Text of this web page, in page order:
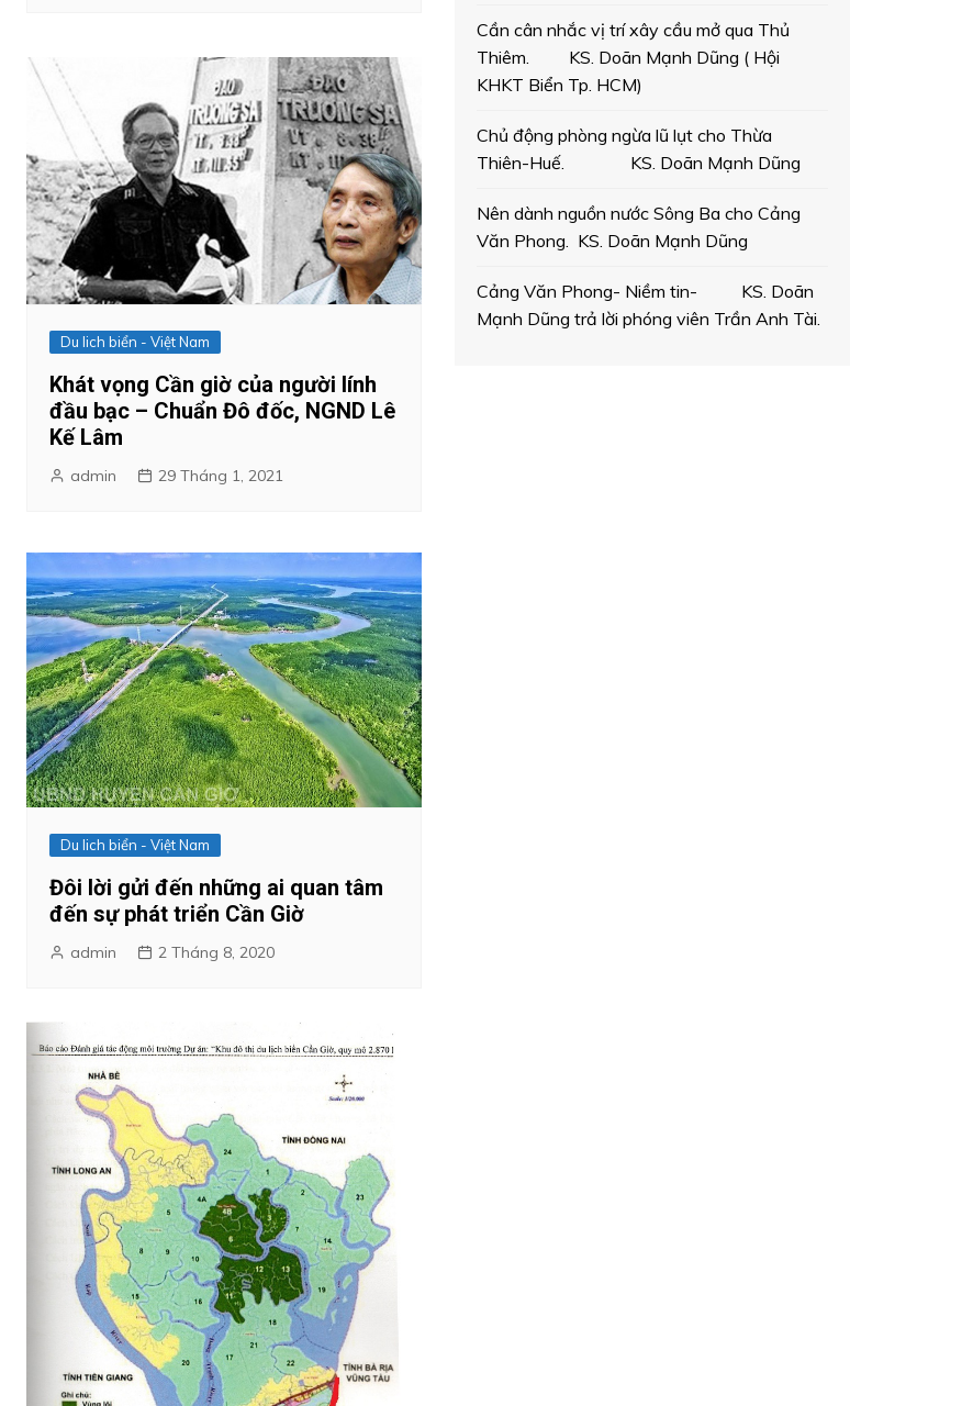
Du lich biển - Việt Nam
Khát vọng Cần giờ của người lính
đầu bạc – Chuẩn Đô đốc, NGND Lê
Kế Lâm
admin 29 Tháng 1, 2021
Du lich biển - Việt Nam
Đôi lời gửi đến những ai quan tâm
đến sự phát triển Cần Giờ
admin 2 Tháng 8, 2020
Cần cân nhắc vị trí xây cầu mở qua Thủ
Thiêm. KS. Doãn Mạnh Dũng ( Hội
KHKT Biển Tp. HCM)
Chủ động phòng ngừa lũ lụt cho Thừa
Thiên-Huế. KS. Doãn Mạnh Dũng
Nên dành nguồn nước Sông Ba cho Cảng
Văn Phong. KS. Doãn Mạnh Dũng
Cảng Văn Phong- Niềm tin- KS. Doãn
Mạnh Dũng trả lời phóng viên Trần Anh Tài.